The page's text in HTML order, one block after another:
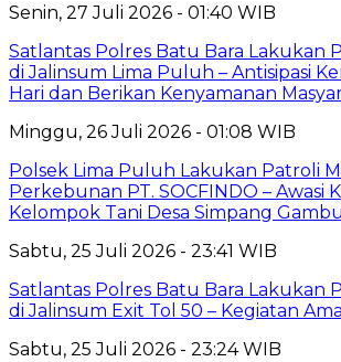
Senin, 27 Juli 2026 - 01:40 WIB
Satlantas Polres Batu Bara Lakukan
di Jalinsum Lima Puluh – Antisipasi
Hari dan Berikan Kenyamanan
Minggu, 26 Juli 2026 - 01:08 WIB
Polsek Lima Puluh Lakukan Patroli
Perkebunan PT. SOCFINDO – Awasi
Kelompok Tani Desa Simpang
Sabtu, 25 Juli 2026 - 23:41 WIB
Satlantas Polres Batu Bara Lakukan
di Jalinsum Exit Tol 50 – Kegiatan
Sabtu, 25 Juli 2026 - 23:24 WIB